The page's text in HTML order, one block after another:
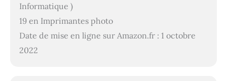
Informatique )
19 en Imprimantes photo
Date de mise en ligne sur Amazon.fr : 1 octobre
2022